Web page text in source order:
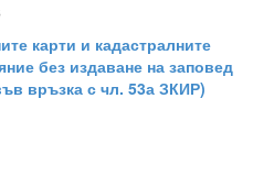
карти и кадастралните
без издаване на заповед
връзка с чл. 53а ЗКИР)